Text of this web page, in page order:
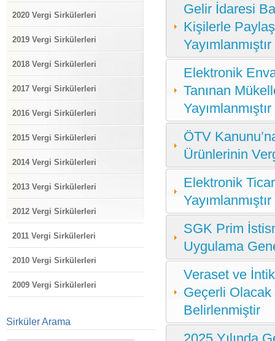
2020 Vergi Sirkülerleri
2019 Vergi Sirkülerleri
2018 Vergi Sirkülerleri
2017 Vergi Sirkülerleri
2016 Vergi Sirkülerleri
2015 Vergi Sirkülerleri
2014 Vergi Sirkülerleri
2013 Vergi Sirkülerleri
2012 Vergi Sirkülerleri
2011 Vergi Sirkülerleri
2010 Vergi Sirkülerleri
2009 Vergi Sirkülerleri
Sirküler Arama
Gelir İdaresi
Kişilerle
Yayımlanmıştır
Elektronik
Tanınan
Yayımlanmıştır
ÖTV
Ürünlerinin
Elektronik
Yayımlanmıştır
SGK Prim
Uygulama
Veraset ve
Geçerli
Belirlenmiştir